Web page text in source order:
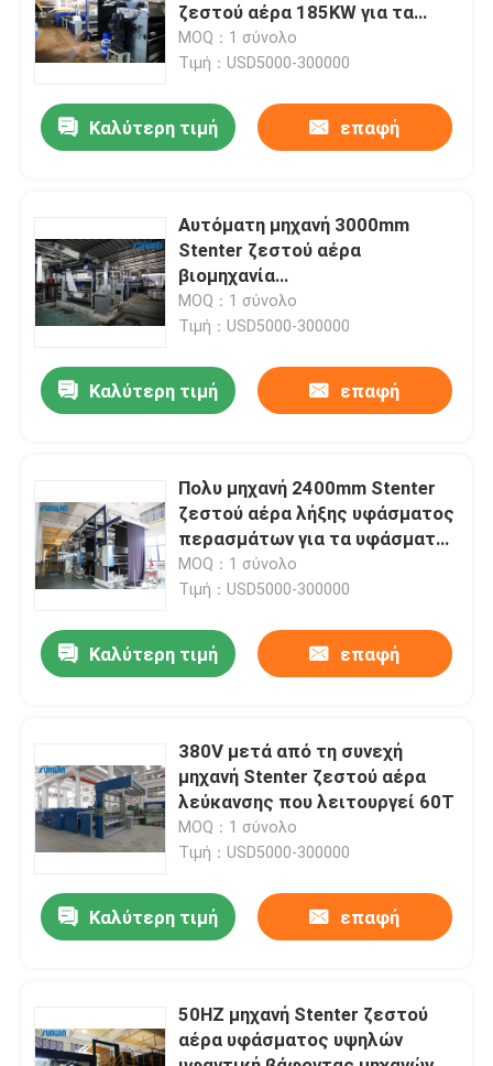
Περίπου εμείς
Γύρος εργοστασίων
Μας ελάτε σε επαφή με
Ζητήστε ένα απόσπασμα
υφαντική μηχανή stenter
Μηχανή Stenter υφάσματος
ζεστού αέρα 185KW για τα
υφαμένα υφάσματα
MOQ：1 σύνολο
Τιμή：USD5000-300000
Καλύτερη τιμή επαφή
Αυτόματη μηχανή 3000mm
Stenter ζεστού αέρα
βιομηχανία
κλωστοϋφαντουργίας για την
πετσέτα του Terry
MOQ：1 σύνολο
Τιμή：USD5000-300000
Καλύτερη τιμή επαφή
Πολυ μηχανή 2400mm Stenter
ζεστού αέρα λήξης υφάσματος
περασμάτων για τα υφάσματα
σεντονιών
MOQ：1 σύνολο
Τιμή：USD5000-300000
Καλύτερη τιμή επαφή
380V μετά από τη συνεχή
μηχανή Stenter ζεστού αέρα
λεύκανσης που λειτουργεί 60T
MOQ：1 σύνολο
Τιμή：USD5000-300000
Καλύτερη τιμή επαφή
50HZ μηχανή Stenter ζεστού
αέρα υφάσματος υψηλών